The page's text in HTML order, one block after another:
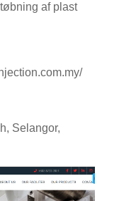
af plast
Selangor,